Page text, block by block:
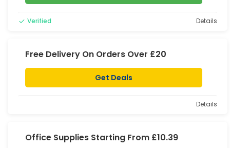
Verified Details
Free Delivery On Orders Over £20
Get Deals
Details
Office Supplies Starting From £10.39